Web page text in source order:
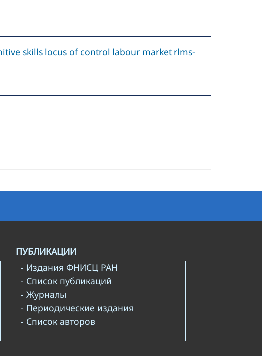
skills locus of control labour market rlms‑
ПУБЛИКАЦИИ
- Издания ФНИСЦ РАН
- Список публикаций
- Журналы
- Периодические издания
- Список авторов